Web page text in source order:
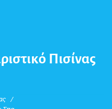
Πισίνας
/